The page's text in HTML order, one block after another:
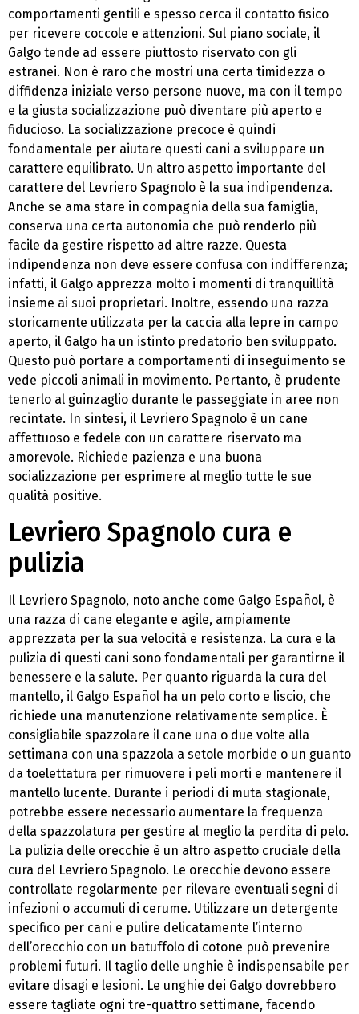
comportamenti gentili e spesso cerca il contatto fisico
per ricevere coccole e attenzioni. Sul piano sociale, il
Galgo tende ad essere piuttosto riservato con gli
estranei. Non è raro che mostri una certa timidezza o
diffidenza iniziale verso persone nuove, ma con il tempo
e la giusta socializzazione può diventare più aperto e
fiducioso. La socializzazione precoce è quindi
fondamentale per aiutare questi cani a sviluppare un
carattere equilibrato. Un altro aspetto importante del
carattere del Levriero Spagnolo è la sua indipendenza.
Anche se ama stare in compagnia della sua famiglia,
conserva una certa autonomia che può renderlo più
facile da gestire rispetto ad altre razze. Questa
indipendenza non deve essere confusa con indifferenza;
infatti, il Galgo apprezza molto i momenti di tranquillità
insieme ai suoi proprietari. Inoltre, essendo una razza
storicamente utilizzata per la caccia alla lepre in campo
aperto, il Galgo ha un istinto predatorio ben sviluppato.
Questo può portare a comportamenti di inseguimento se
vede piccoli animali in movimento. Pertanto, è prudente
tenerlo al guinzaglio durante le passeggiate in aree non
recintate. In sintesi, il Levriero Spagnolo è un cane
affettuoso e fedele con un carattere riservato ma
amorevole. Richiede pazienza e una buona
socializzazione per esprimere al meglio tutte le sue
qualità positive.
Levriero Spagnolo cura e
pulizia
Il Levriero Spagnolo, noto anche come Galgo Español, è
una razza di cane elegante e agile, ampiamente
apprezzata per la sua velocità e resistenza. La cura e la
pulizia di questi cani sono fondamentali per garantirne il
benessere e la salute. Per quanto riguarda la cura del
mantello, il Galgo Español ha un pelo corto e liscio, che
richiede una manutenzione relativamente semplice. È
consigliabile spazzolare il cane una o due volte alla
settimana con una spazzola a setole morbide o un guanto
da toelettatura per rimuovere i peli morti e mantenere il
mantello lucente. Durante i periodi di muta stagionale,
potrebbe essere necessario aumentare la frequenza
della spazzolatura per gestire al meglio la perdita di pelo.
La pulizia delle orecchie è un altro aspetto cruciale della
cura del Levriero Spagnolo. Le orecchie devono essere
controllate regolarmente per rilevare eventuali segni di
infezioni o accumuli di cerume. Utilizzare un detergente
specifico per cani e pulire delicatamente l’interno
dell’orecchio con un batuffolo di cotone può prevenire
problemi futuri. Il taglio delle unghie è indispensabile per
evitare disagi e lesioni. Le unghie dei Galgo dovrebbero
essere tagliate ogni tre-quattro settimane, facendo